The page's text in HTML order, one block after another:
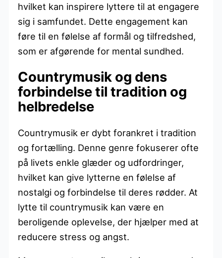
hvilket kan inspirere lyttere til at engagere
sig i samfundet. Dette engagement kan
føre til en følelse af formål og tilfredshed,
som er afgørende for mental sundhed.
Countrymusik og dens
forbindelse til tradition og
helbredelse
Countrymusik er dybt forankret i tradition
og fortælling. Denne genre fokuserer ofte
på livets enkle glæder og udfordringer,
hvilket kan give lytterne en følelse af
nostalgi og forbindelse til deres rødder. At
lytte til countrymusik kan være en
beroligende oplevelse, der hjælper med at
reducere stress og angst.